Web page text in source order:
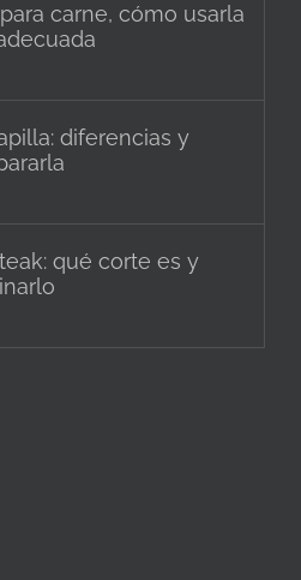
carne, cómo usarla
diferencias y
qué corte es y